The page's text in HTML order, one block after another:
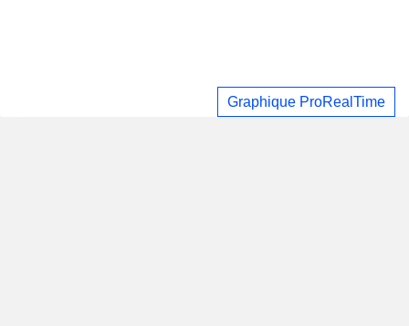
Graphique ProRealTime